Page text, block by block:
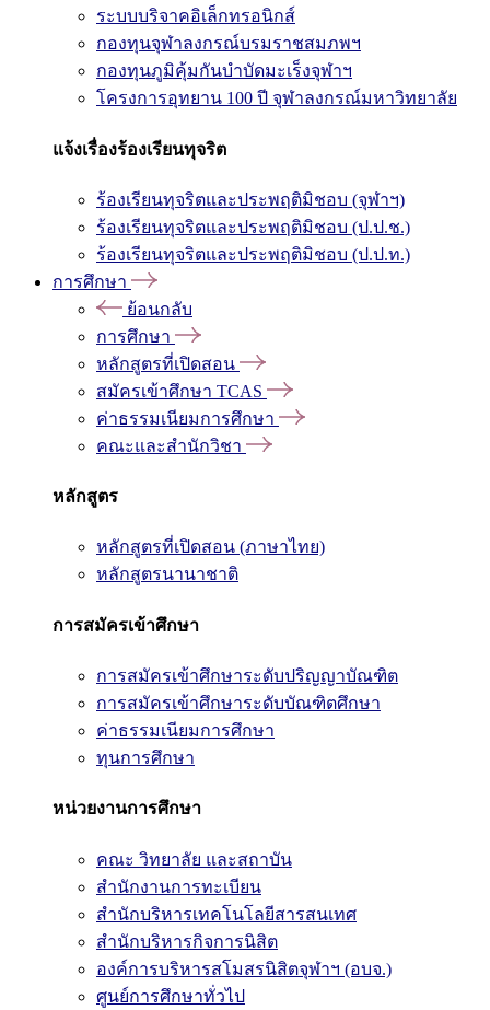
ระบบบริจาคอิเล็กทรอนิกส์
กองทุนจุฬาลงกรณ์บรมราชสมภพฯ
กองทุนภูมิคุ้มกันบำบัดมะเร็งจุฬาฯ
โครงการอุทยาน 100 ปี จุฬาลงกรณ์มหาวิทยาลัย
แจ้งเรื่องร้องเรียนทุจริต
ร้องเรียนทุจริตและประพฤติมิชอบ (จุฬาฯ)
ร้องเรียนทุจริตและประพฤติมิชอบ (ป.ป.ช.)
ร้องเรียนทุจริตและประพฤติมิชอบ (ป.ป.ท.)
การศึกษา
ย้อนกลับ
การศึกษา
หลักสูตรที่เปิดสอน
สมัครเข้าศึกษา TCAS
ค่าธรรมเนียมการศึกษา
คณะและสำนักวิชา
หลักสูตร
หลักสูตรที่เปิดสอน (ภาษาไทย)
หลักสูตรนานาชาติ
การสมัครเข้าศึกษา
การสมัครเข้าศึกษาระดับปริญญาบัณฑิต
การสมัครเข้าศึกษาระดับบัณฑิตศึกษา
ค่าธรรมเนียมการศึกษา
ทุนการศึกษา
หน่วยงานการศึกษา
คณะ วิทยาลัย และสถาบัน
สำนักงานการทะเบียน
สำนักบริหารเทคโนโลยีสารสนเทศ
สำนักบริหารกิจการนิสิต
องค์การบริหารสโมสรนิสิตจุฬาฯ (อบจ.)
ศูนย์การศึกษาทั่วไป